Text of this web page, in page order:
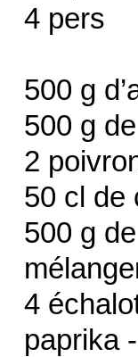
4 pers
500 g
500 g
2
50 cl de
500 g
4
paprika